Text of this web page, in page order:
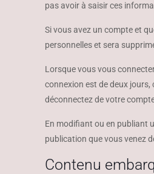
pas avoir à saisir ces
Si vous avez un compte et
personnelles et sera
Lorsque vous vous
connexion est de deux jours,
déconnectez de votre
En modifiant ou en publiant
publication que vous venez
Contenu